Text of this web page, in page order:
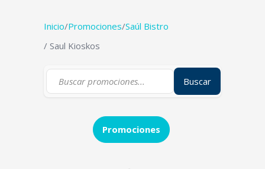
Inicio/Promociones/Saúl Bistro
/ Saul Kioskos
Buscar
Promociones